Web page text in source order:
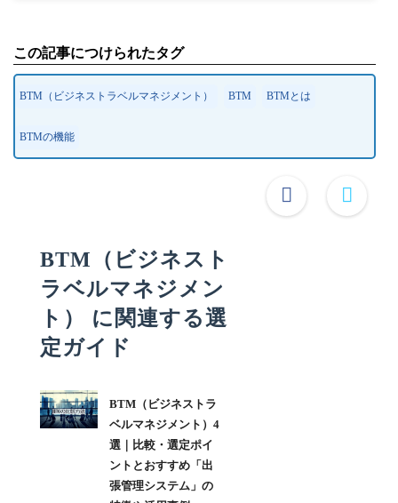
この記事につけられたタグ
BTM（ビジネストラベルマネジメント） BTM BTMとは
BTMの機能
BTM（ビジネスト
ラベルマネジメン
ト） に関連する選
定ガイド
BTM（ビジネストラ
ベルマネジメント）4
選｜比較・選定ポイ
ントとおすすめ「出
張管理システム」の